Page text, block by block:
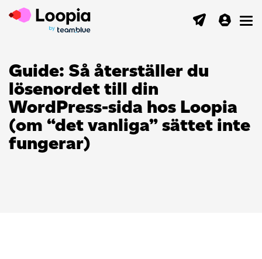
Guide: Så återställer du
lösenordet till din
WordPress-sida hos Loopia
(om “det vanliga” sättet inte
fungerar)